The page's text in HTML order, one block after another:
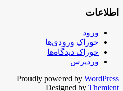
اطلاعات
ورود
خوراک ورودی‌ها
خوراک دیدگاه‌ها
وردپرس
Proudly powered by WordPress
Designed by Themient